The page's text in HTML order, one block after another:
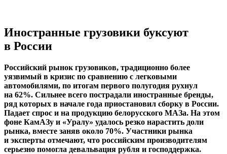
Иностранные грузовики буксуют
в России
Российский рынок грузовиков, традиционно более
уязвимый в кризис по сравнению с легковыми
автомобилями, по итогам первого полугодия рухнул
на 62%. Сильнее всего пострадали иностранные бренды,
ряд которых в начале года приостановил сборку в России.
Падает спрос и на продукцию белорусского МАЗа. На этом
фоне КамАЗу и «Уралу» удалось резко нарастить доли
рынка, вместе заняв около 70%. Участники рынка
и эксперты отмечают, что российским производителям
серьезно помогла девальвация рубля и господдержка.